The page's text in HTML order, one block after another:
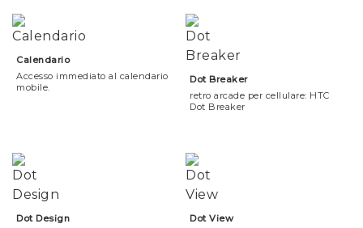
VIVERSE
ASSISTENZA
Calendario
Accesso immediato al calendario
mobile.
Dot Breaker
retro arcade per cellulare: HTC
Dot Breaker
Dot Design
Dot View